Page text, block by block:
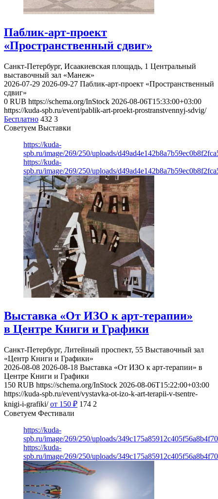
Паблик-арт-проект
«Пространственный сдвиг»
Санкт-Петербург, Исаакиевская площадь, 1 Центральный
выставочный зал «Манеж»
2026-07-29 2026-09-27 Паблик-арт-проект «Пространственный
сдвиг»
0 RUB https://schema.org/InStock 2026-08-06T15:33:00+03:00
https://kuda-spb.ru/event/pablik-art-proekt-prostranstvennyj-sdvig/
Бесплатно 432 3
Советуем Выставки
https://kuda-
spb.ru/image/269/250/uploads/
https://kuda-
spb.ru/image/269/250/uploads/
Выставка «От ИЗО к арт-терапии»
в Центре Книги и Графики
Санкт-Петербург, Литейный проспект, 55 Выставочный зал
«Центр Книги и Графики»
2026-08-08 2026-08-18 Выставка «От ИЗО к арт-терапии» в
Центре Книги и Графики
150 RUB https://schema.org/InStock 2026-08-06T15:22:00+03:00
https://kuda-spb.ru/event/vystavka-ot-izo-k-art-terapii-v-tsentre-
knigi-i-grafiki/ от 150 ₽ 174 2
Советуем Фестивали
https://kuda-
spb.ru/image/269/250/uploads/
https://kuda-
spb.ru/image/269/250/uploads/